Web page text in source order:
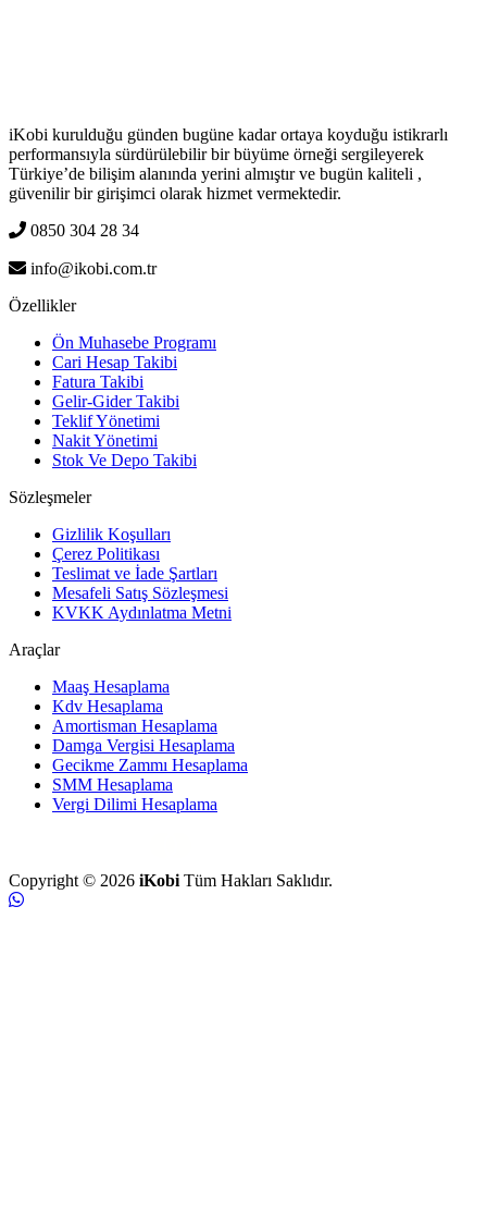
iKobi kurulduğu günden bugüne kadar ortaya koyduğu istikrarlı
performansıyla sürdürülebilir bir büyüme örneği sergileyerek
Türkiye’de bilişim alanında yerini almıştır ve bugün kaliteli ,
güvenilir bir girişimci olarak hizmet vermektedir.
0850 304 28 34
info@ikobi.com.tr
Özellikler
Ön Muhasebe Programı
Cari Hesap Takibi
Fatura Takibi
Gelir-Gider Takibi
Teklif Yönetimi
Nakit Yönetimi
Stok Ve Depo Takibi
Sözleşmeler
Gizlilik Koşulları
Çerez Politikası
Teslimat ve İade Şartları
Mesafeli Satış Sözleşmesi
KVKK Aydınlatma Metni
Araçlar
Maaş Hesaplama
Kdv Hesaplama
Amortisman Hesaplama
Damga Vergisi Hesaplama
Gecikme Zammı Hesaplama
SMM Hesaplama
Vergi Dilimi Hesaplama
Copyright © 2026 iKobiTüm Hakları Saklıdır.